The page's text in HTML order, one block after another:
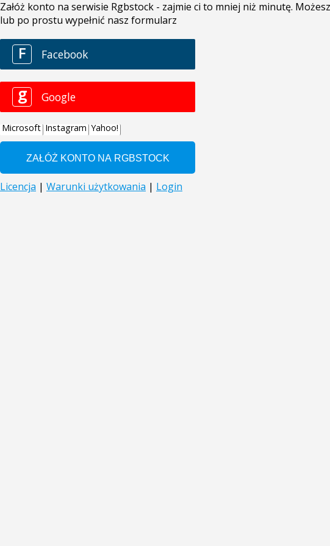
Załóż konto na serwisie Rgbstock - zajmie ci to mniej niż minutę.
lub po prostu wypełnić nasz formularz
F Facebook
g Google
Microsoft Instagram Yahoo!
Licencja | Warunki użytkowania | Login